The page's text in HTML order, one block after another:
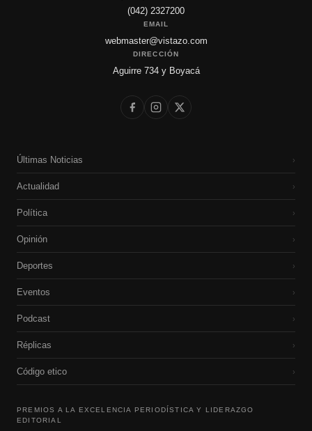
(042) 2327200
EMAIL
webmaster@vistazo.com
DIRECCIÓN
Aguirre 734 y Boyacá
Últimas Noticias ›
Actualidad ›
Política ›
Opinión ›
Deportes ›
Eventos ›
Podcast ›
Réplicas ›
Código etico ›
PREMIOS A LA EXCELENCIA PERIODÍSTICA Y LIDERAZGO
EDITORIAL